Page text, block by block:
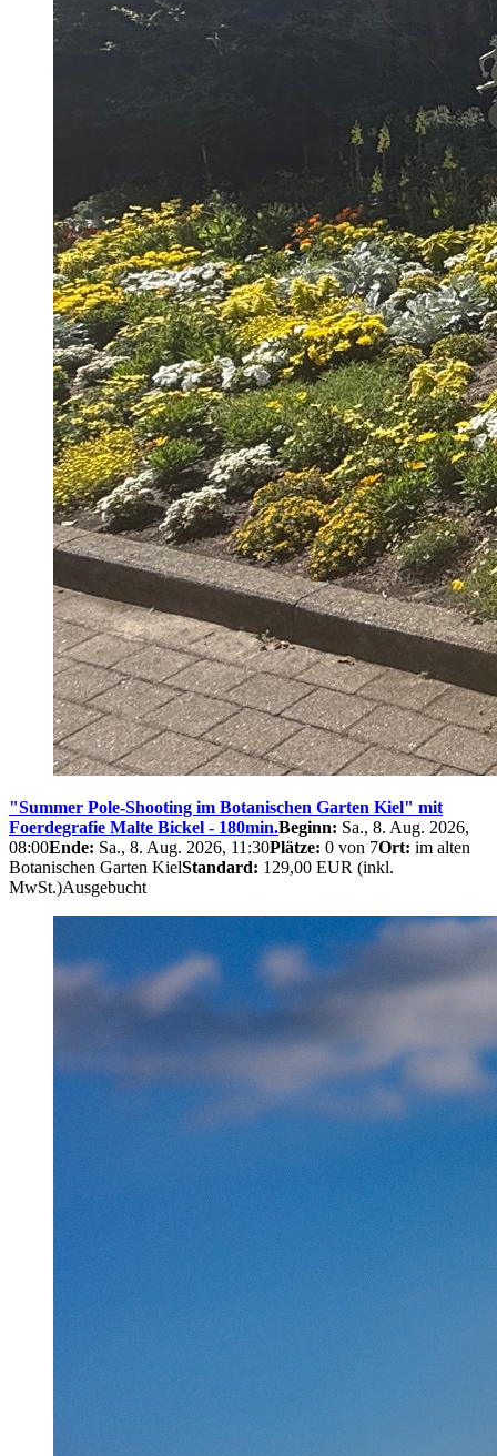
"Summer Pole-Shooting im Botanischen Garten Kiel" mit
Foerdegrafie Malte Bickel - 180min.Beginn: Sa., 8. Aug. 2026,
08:00Ende: Sa., 8. Aug. 2026, 11:30Plätze: 0 von 7Ort: im alten
Botanischen Garten KielStandard: 129,00 EUR (inkl.
MwSt.)Ausgebucht